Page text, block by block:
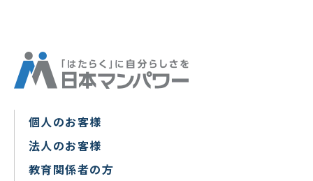
個人のお客様
法人のお客様
教育関係者の方